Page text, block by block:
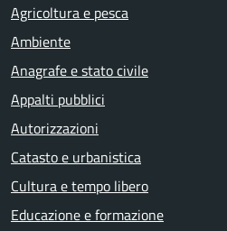
Agricoltura e pesca
Ambiente
Anagrafe e stato civile
Appalti pubblici
Autorizzazioni
Catasto e urbanistica
Cultura e tempo libero
Educazione e formazione